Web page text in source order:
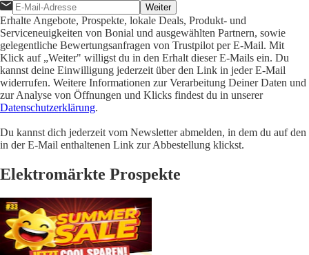
Weiter
Erhalte Angebote, Prospekte, lokale Deals, Produkt- und
Serviceneuigkeiten von Bonial und ausgewählten Partnern, sowie
gelegentliche Bewertungsanfragen von Trustpilot per E-Mail. Mit
Klick auf „Weiter" willigst du in den Erhalt dieser E-Mails ein. Du
kannst deine Einwilligung jederzeit über den Link in jeder E-Mail
widerrufen. Weitere Informationen zur Verarbeitung Deiner Daten und
zur Analyse von Öffnungen und Klicks findest du in unserer
Datenschutzerklärung.
Du kannst dich jederzeit vom Newsletter abmelden, in dem du auf den
in der E-Mail enthaltenen Link zur Abbestellung klickst.
Elektromärkte Prospekte